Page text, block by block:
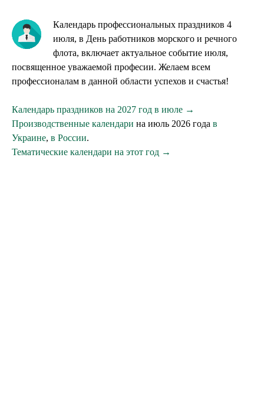
Календарь профессиональных праздников 4
июля, в День работников морского и речного
флота, включает актуальное событие июля,
посвященное уважаемой професии. Желаем всем
профессионалам в данной области успехов и счастья!
Календарь праздников на 2027 год в июле →
Производственные календари на июль 2026 года в
Украине, в России.
Тематические календари на этот год →